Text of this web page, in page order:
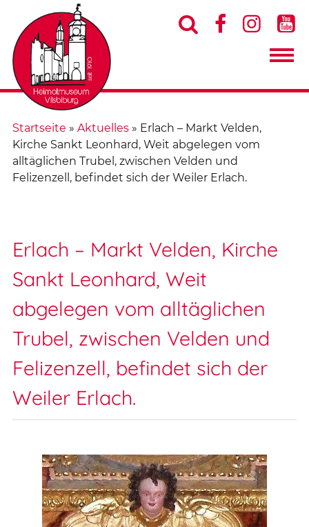
   
Startseite » Aktuelles» Erlach – Markt Velden,
Kirche Sankt Leonhard, Weit abgelegen vom
alltäglichen Trubel, zwischen Velden und
Felizenzell, befindet sich der Weiler Erlach.
Erlach – Markt Velden, Kirche
Sankt Leonhard, Weit
abgelegen vom alltäglichen
Trubel, zwischen Velden und
Felizenzell, befindet sich der
Weiler Erlach.